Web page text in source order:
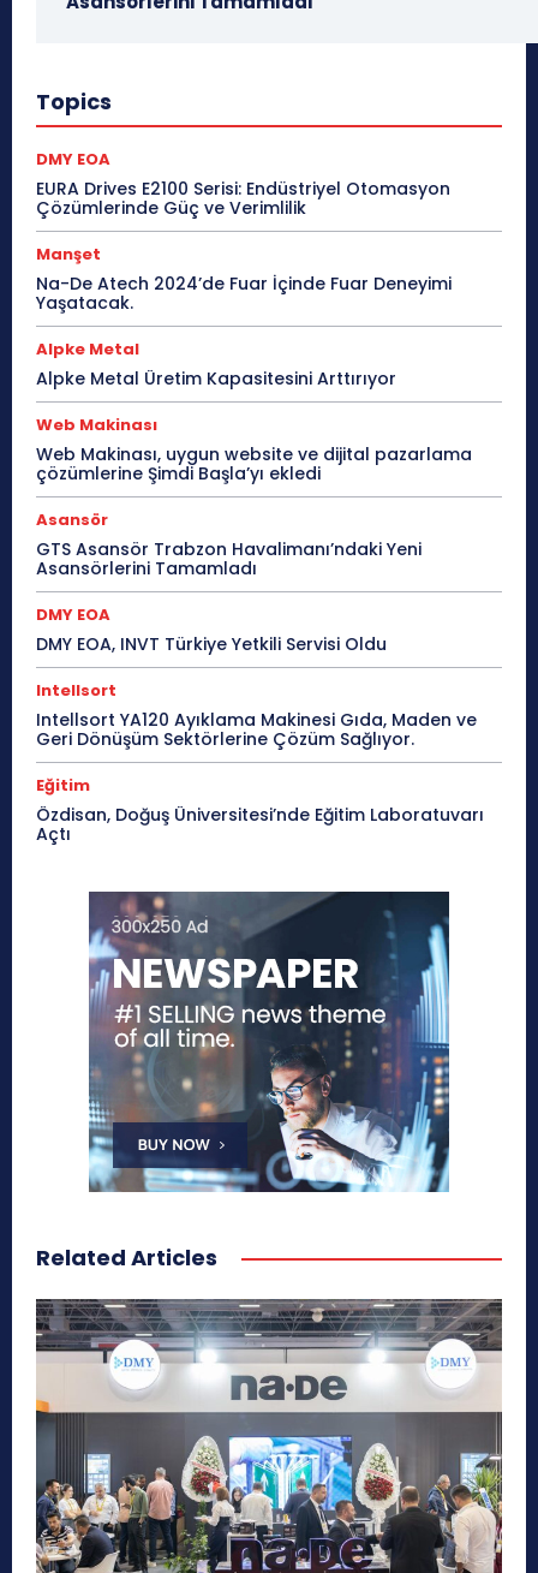
Topics
DMY EOA
EURA Drives E2100 Serisi: Endüstriyel Otomasyon
Çözümlerinde Güç ve Verimlilik
Manşet
Na-De Atech 2024’de Fuar İçinde Fuar Deneyimi
Yaşatacak.
Alpke Metal
Alpke Metal Üretim Kapasitesini Arttırıyor
Web Makinası
Web Makinası, uygun website ve dijital pazarlama
çözümlerine Şimdi Başla’yı ekledi
Asansör
GTS Asansör Trabzon Havalimanı’ndaki Yeni
Asansörlerini Tamamladı
DMY EOA
DMY EOA, INVT Türkiye Yetkili Servisi Oldu
Intellsort
Intellsort YA120 Ayıklama Makinesi Gıda, Maden ve
Geri Dönüşüm Sektörlerine Çözüm Sağlıyor.
Eğitim
Özdisan, Doğuş Üniversitesi’nde Eğitim Laboratuvarı
Açtı
Related Articles